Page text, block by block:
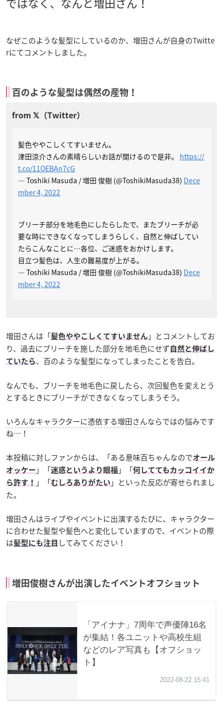
なぜこのような髪型にしているのか、増田さんが自身のTwitte
rにてコメントしました。
百のような髪型は偶然の産物！
髪色ややこしくてすいません。
津田涼介さんの素晴らしいお話が聞けるので是非。 https://
t.co/11OEBAn7cG
— Toshiki Masuda / 増田 俊樹 (@ToshikiMasuda38) Dece
mber 4, 2022
ブリーチ部分を地毛色にしたらしたで、またブリーチが必
要な時にできなくなってしまうらしく、自然と伸ばしてい
たらこんなことに…各位、ご迷惑をおかけします。
目立つ髪色は、人生の難易度が上がる。
— Toshiki Masuda / 増田 俊樹 (@ToshikiMasuda38) Dece
mber 4, 2022
増田さんは「髪色ややこしくてすいません 」とコメントしてお
り、過去にブリーチを施した部分を地毛色にせず 自然と伸ばし
ていたら 、百のような髪型になってしまったことを告白。
なんでも、ブリーチを地毛色に戻したら、次回髪色を変えとう
とするときにブリーチができなくなってしまうそう。
いろんなキャラクターに憑依する増田さんならではの悩みです
ね…！
本投稿に対しファンからは、「ある意味百ちゃんなのでオール
オッケー 」「迷惑というより眼福 」「何しててもカッコイイか
ら許す！
」「むしろありがたい 」といった反応が寄せられまし
た。
増田さんはライブやイベントに出演するたびに、キャラクター
に合わせた髪型や髪色へと変化していますので、イベントの際
は髪型にも注目 してみてください！
増田俊樹さんが出演したイベントオフショット